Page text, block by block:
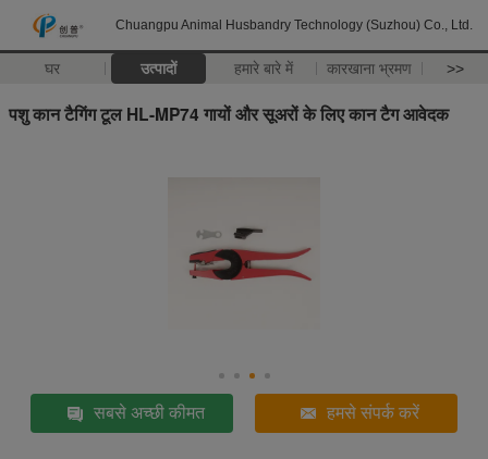
Chuangpu Animal Husbandry Technology (Suzhou) Co., Ltd.
घर उत्पादों हमारे बारे में कारखाना भ्रमण >>
पशु कान टैगिंग टूल HL-MP74 गायों और सूअरों के लिए कान टैग आवेदक
सबसे अच्छी कीमत हमसे संपर्क करें